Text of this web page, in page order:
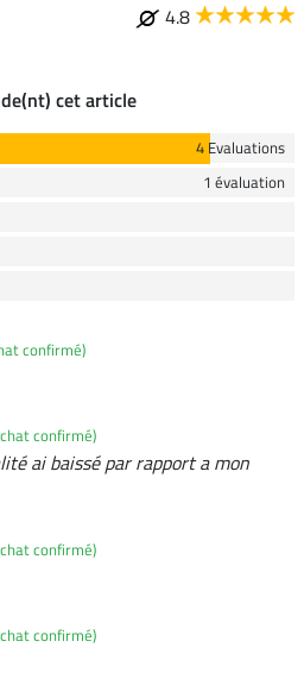
4.8
cet article
4 Evaluations
1 évaluation
confirmé)
confirmé)
ai baissé par rapport a mon
confirmé)
confirmé)